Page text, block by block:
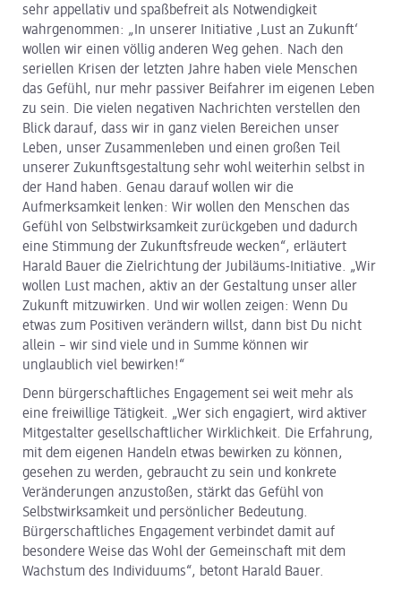
sehr appellativ und spaßbefreit als Notwendigkeit
wahrgenommen: „In unserer Initiative ,Lust an Zukunft‘
wollen wir einen völlig anderen Weg gehen. Nach den
seriellen Krisen der letzten Jahre haben viele Menschen
das Gefühl, nur mehr passiver Beifahrer im eigenen Leben
zu sein. Die vielen negativen Nachrichten verstellen den
Blick darauf, dass wir in ganz vielen Bereichen unser
Leben, unser Zusammenleben und einen großen Teil
unserer Zukunftsgestaltung sehr wohl weiterhin selbst in
der Hand haben. Genau darauf wollen wir die
Aufmerksamkeit lenken: Wir wollen den Menschen das
Gefühl von Selbstwirksamkeit zurückgeben und dadurch
eine Stimmung der Zukunftsfreude wecken“, erläutert
Harald Bauer die Zielrichtung der Jubiläums-Initiative. „Wir
wollen Lust machen, aktiv an der Gestaltung unser aller
Zukunft mitzuwirken. Und wir wollen zeigen: Wenn Du
etwas zum Positiven verändern willst, dann bist Du nicht
allein – wir sind viele und in Summe können wir
unglaublich viel bewirken!“
Denn bürgerschaftliches Engagement sei weit mehr als
eine freiwillige Tätigkeit. „Wer sich engagiert, wird aktiver
Mitgestalter gesellschaftlicher Wirklichkeit. Die Erfahrung,
mit dem eigenen Handeln etwas bewirken zu können,
gesehen zu werden, gebraucht zu sein und konkrete
Veränderungen anzustoßen, stärkt das Gefühl von
Selbstwirksamkeit und persönlicher Bedeutung.
Bürgerschaftliches Engagement verbindet damit auf
besondere Weise das Wohl der Gemeinschaft mit dem
Wachstum des Individuums“, betont Harald Bauer.